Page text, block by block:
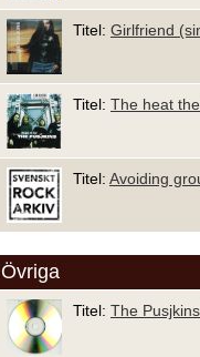
Titel: Girlfriend
Titel: The heat
Titel: Avoiding
Övriga
Titel: The